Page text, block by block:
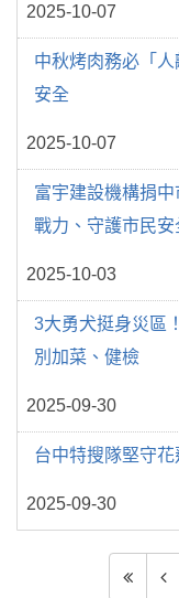
2025-10-07
中秋烤肉務必「
安全
2025-10-07
富宇建設機構捐
戰力、守護市民安
2025-10-03
3大勇犬挺身災區
別加菜、健檢
2025-09-30
台中特搜隊堅守
2025-09-30